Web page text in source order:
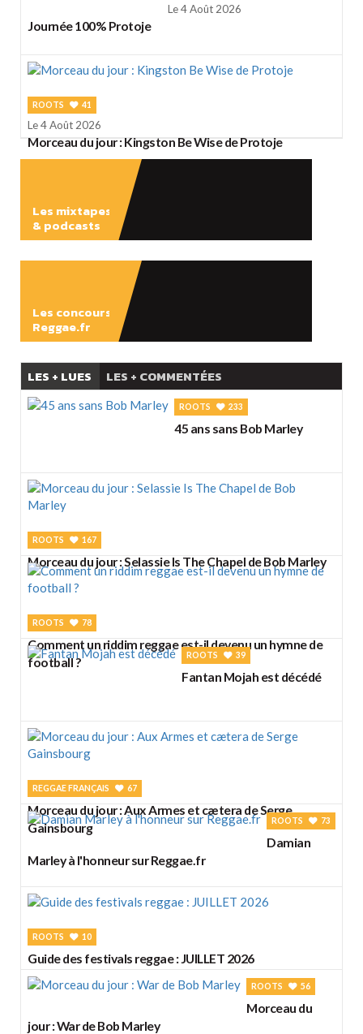
Le 4 Août 2026
Journée 100% Protoje
ROOTS 41
Le 4 Août 2026
Morceau du jour : Kingston Be Wise de Protoje
Les mixtapes
& podcasts
Les concours
Reggae.fr
LES + LUES LES + COMMENTÉES
ROOTS 233
45 ans sans Bob Marley
ROOTS 167
Morceau du jour : Selassie Is The Chapel de Bob Marley
ROOTS 78
Comment un riddim reggae est-il devenu un hymne de
football ?
ROOTS 39
Fantan Mojah est décédé
REGGAE FRANÇAIS 67
Morceau du jour : Aux Armes et cætera de Serge
Gainsbourg
ROOTS 73
Damian
Marley à l'honneur sur Reggae.fr
ROOTS 10
Guide des festivals reggae : JUILLET 2026
ROOTS 56
Morceau du
jour : War de Bob Marley